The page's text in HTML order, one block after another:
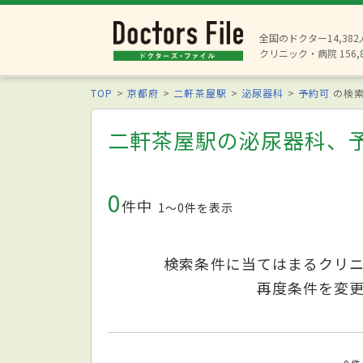
全国のドクター14,382
クリニック・病院
TOP 京都府 二軒茶屋駅 泌尿器科 予約可 の検
二軒茶屋駅の泌尿器科、
0件中 1〜0件を表示
検索条件に当てはまるクリ
再度条件を変